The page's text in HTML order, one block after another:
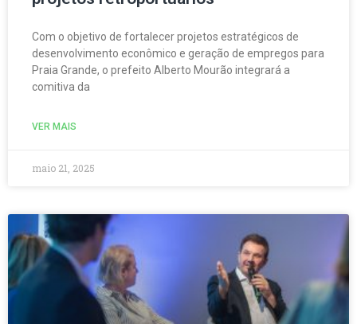
Com o objetivo de fortalecer projetos estratégicos de
desenvolvimento econômico e geração de empregos para
Praia Grande, o prefeito Alberto Mourão integrará a
comitiva da
VER MAIS
maio 21, 2025